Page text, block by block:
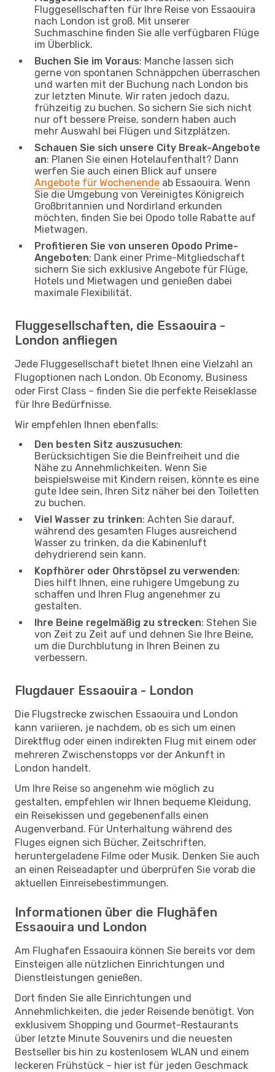
Fluggesellschaften für Ihre Reise von Essaouira
nach London ist groß. Mit unserer
Suchmaschine finden Sie alle verfügbaren Flüge
im Überblick.
Buchen Sie im Voraus: Manche lassen sich
gerne von spontanen Schnäppchen überraschen
und warten mit der Buchung nach London bis
zur letzten Minute. Wir raten jedoch dazu,
frühzeitig zu buchen. So sichern Sie sich nicht
nur oft bessere Preise, sondern haben auch
mehr Auswahl bei Flügen und Sitzplätzen.
Schauen Sie sich unsere City Break-Angebote
an: Planen Sie einen Hotelaufenthalt? Dann
werfen Sie auch einen Blick auf unsere
Angebote für Wochenende ab Essaouira. Wenn
Sie die Umgebung von Vereinigtes Königreich
Großbritannien und Nordirland erkunden
möchten, finden Sie bei Opodo tolle Rabatte auf
Mietwagen.
Profitieren Sie von unseren Opodo Prime-
Angeboten: Dank einer Prime-Mitgliedschaft
sichern Sie sich exklusive Angebote für Flüge,
Hotels und Mietwagen und genießen dabei
maximale Flexibilität.
Fluggesellschaften, die Essaouira -
London anfliegen
Jede Fluggesellschaft bietet Ihnen eine Vielzahl an
Flugoptionen nach London. Ob Economy, Business
oder First Class – finden Sie die perfekte Reiseklasse
für Ihre Bedürfnisse.
Wir empfehlen Ihnen ebenfalls:
Den besten Sitz auszusuchen:
Berücksichtigen Sie die Beinfreiheit und die
Nähe zu Annehmlichkeiten. Wenn Sie
beispielsweise mit Kindern reisen, könnte es eine
gute Idee sein, Ihren Sitz näher bei den Toiletten
zu buchen.
Viel Wasser zu trinken: Achten Sie darauf,
während des gesamten Fluges ausreichend
Wasser zu trinken, da die Kabinenluft
dehydrierend sein kann.
Kopfhörer oder Ohrstöpsel zu verwenden:
Dies hilft Ihnen, eine ruhigere Umgebung zu
schaffen und Ihren Flug angenehmer zu
gestalten.
Ihre Beine regelmäßig zu strecken: Stehen Sie
von Zeit zu Zeit auf und dehnen Sie Ihre Beine,
um die Durchblutung in Ihren Beinen zu
verbessern.
Flugdauer Essaouira - London
Die Flugstrecke zwischen Essaouira und London
kann variieren, je nachdem, ob es sich um einen
Direktflug oder einen indirekten Flug mit einem oder
mehreren Zwischenstopps vor der Ankunft in
London handelt.
Um Ihre Reise so angenehm wie möglich zu
gestalten, empfehlen wir Ihnen bequeme Kleidung,
ein Reisekissen und gegebenenfalls einen
Augenverband. Für Unterhaltung während des
Fluges eignen sich Bücher, Zeitschriften,
heruntergeladene Filme oder Musik. Denken Sie auch
an einen Reiseadapter und überprüfen Sie vorab die
aktuellen Einreisebestimmungen.
Informationen über die Flughäfen
Essaouira und London
Am Flughafen Essaouira können Sie bereits vor dem
Einsteigen alle nützlichen Einrichtungen und
Dienstleistungen genießen.
Dort finden Sie alle Einrichtungen und
Annehmlichkeiten, die jeder Reisende benötigt. Von
exklusivem Shopping und Gourmet-Restaurants
über letzte Minute Souvenirs und die neuesten
Bestseller bis hin zu kostenlosem WLAN und einem
leckeren Frühstück – hier ist für jeden Geschmack